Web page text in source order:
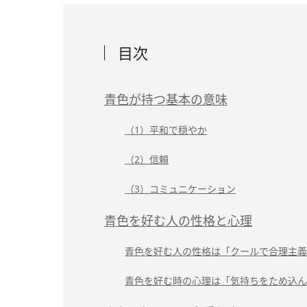
目次
青色が持つ基本の意味
（1）平和で穏やか
（2）信頼
（3）コミュニケーション
青色を好む人の性格と心理
青色を好む人の性格は「クールで合理主義
青色を好む時の心理は「気持ちをため込ん